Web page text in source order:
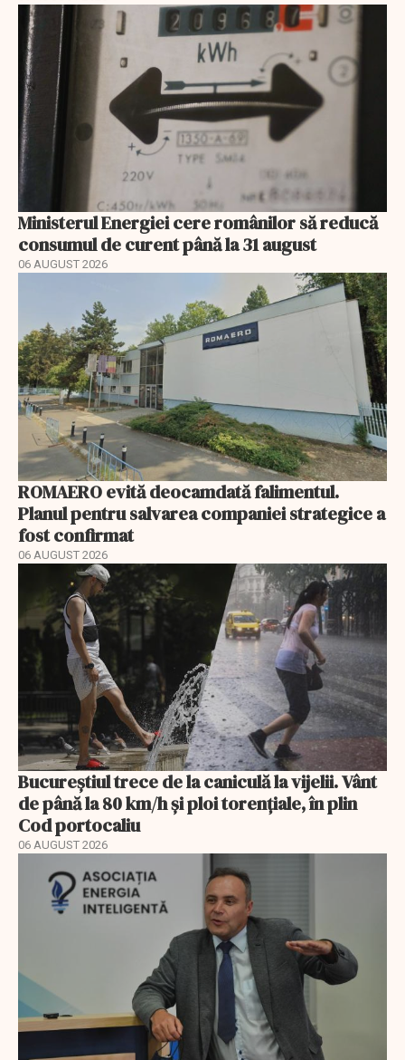
Ministerul Energiei cere românilor să reducă
consumul de curent până la 31 august
06 AUGUST 2026
ROMAERO evită deocamdată falimentul.
Planul pentru salvarea companiei strategice a
fost confirmat
06 AUGUST 2026
Bucureștiul trece de la caniculă la vijelii. Vânt
de până la 80 km/h și ploi torențiale, în plin
Cod portocaliu
06 AUGUST 2026